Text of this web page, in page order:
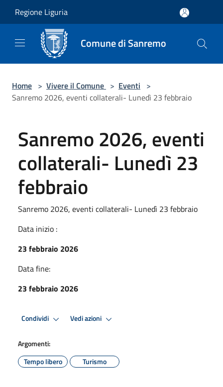
Regione Liguria
Comune di Sanremo
Home > Vivere il Comune > Eventi >
Sanremo 2026, eventi collaterali- Lunedì 23 febbraio
Sanremo 2026, eventi
collaterali- Lunedì 23
febbraio
Sanremo 2026, eventi collaterali- Lunedì 23 febbraio
Data inizio :
23 febbraio 2026
Data fine:
23 febbraio 2026
Condividi Vedi azioni
Argomenti:
Tempo libero
Turismo